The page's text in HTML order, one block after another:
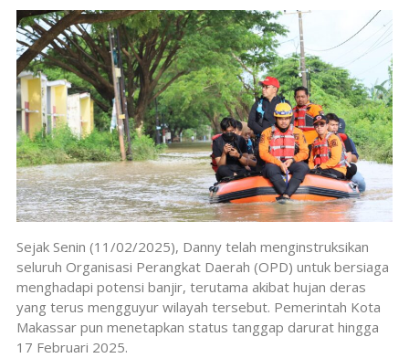
Sejak Senin (11/02/2025), Danny telah menginstruksikan
seluruh Organisasi Perangkat Daerah (OPD) untuk bersiaga
menghadapi potensi banjir, terutama akibat hujan deras
yang terus mengguyur wilayah tersebut. Pemerintah Kota
Makassar pun menetapkan status tanggap darurat hingga
17 Februari 2025.